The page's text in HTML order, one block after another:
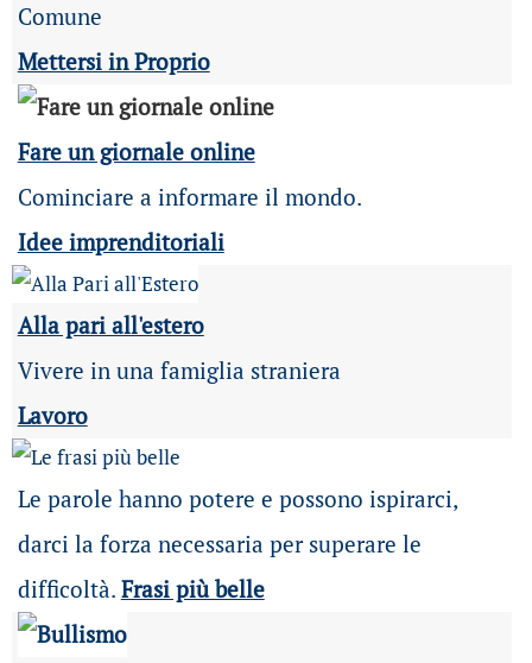
Comune
Mettersi in Proprio
Fare un giornale online
Cominciare a informare il mondo.
Idee imprenditoriali
Alla pari all'estero
Vivere in una famiglia straniera
Lavoro
Le parole hanno potere e possono ispirarci,
darci la forza necessaria per superare le
difficoltà. Frasi più belle